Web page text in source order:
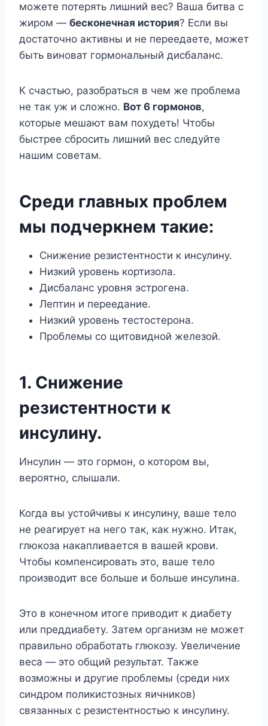
можете потерять лишний вес? Ваша битва с
жиром — бесконечная история? Если вы
достаточно активны и не переедаете, может
быть виноват гормональный дисбаланс.
К счастью, разобраться в чем же проблема
не так уж и сложно. Вот 6 гормонов,
которые мешают вам похудеть! Чтобы
быстрее сбросить лишний вес следуйте
нашим советам.
Среди главных проблем
мы подчеркнем такие:
Снижение резистентности к инсулину.
Низкий уровень кортизола.
Дисбаланс уровня эстрогена.
Лептин и переедание.
Низкий уровень тестостерона.
Проблемы со щитовидной железой.
1. Снижение
резистентности к
инсулину.
Инсулин — это гормон, о котором вы,
вероятно, слышали.
Когда вы устойчивы к инсулину, ваше тело
не реагирует на него так, как нужно. Итак,
глюкоза накапливается в вашей крови.
Чтобы компенсировать это, ваше тело
производит все больше и больше инсулина.
Это в конечном итоге приводит к диабету
или преддиабету. Затем организм не может
правильно обработать глюкозу. Увеличение
веса — это общий результат. Также
возможны и другие проблемы (среди них
синдром поликистозных яичников)
связанных с резистентностью к инсулину.